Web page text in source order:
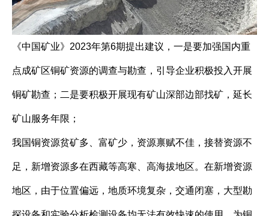
《中国矿业》2023年第6期提出建议，一是要加强国内重
点成矿区铜矿资源的调查与勘查，引导企业积极投入开展
铜矿勘查；二是要积极开展现有矿山深部边部找矿，延长
矿山服务年限；
我国铜资源贫矿多、富矿少，资源禀赋不佳，接替资源不
足，新增资源多在西藏等高寒、高海拔地区。在新增资源
地区，由于位置偏远，地质环境复杂，交通闭塞，大型勘